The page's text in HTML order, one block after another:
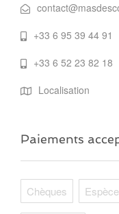
+33 6 95 39 44 91
+33 6 52 23 82 18
Localisation
Paiements
Chèques